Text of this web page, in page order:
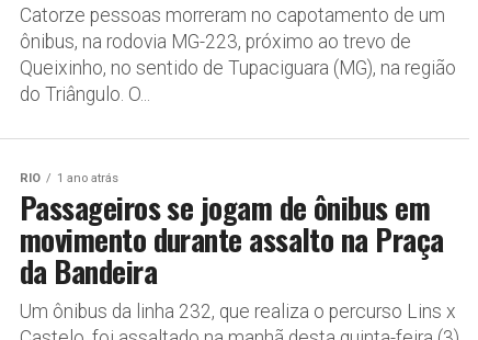
Catorze pessoas morreram no capotamento de um
ônibus, na rodovia MG-223, próximo ao trevo de
Queixinho, no sentido de Tupaciguara (MG), na região
do Triângulo. O...
RIO 1 ano atrás
Passageiros se jogam de ônibus em
movimento durante assalto na Praça
da Bandeira
Um ônibus da linha 232, que realiza o percurso Lins x